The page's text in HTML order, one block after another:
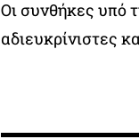
Οι συνθήκες υπό
αδιευκρίνιστες